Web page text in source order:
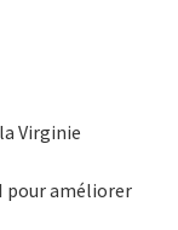
Virginie
pour améliorer